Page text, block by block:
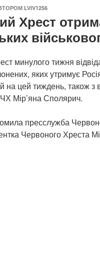
LVIV1256
Хрест
минулого тижня
яких утримує
на цей тиждень, також з
Мір’яна Сполярич.
пресслужба
Червоного Хреста